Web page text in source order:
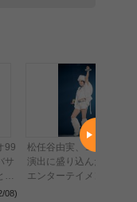
99
サ
バ
08)
松任谷由実、コロナ対策を
演出に盛り込んだ近未来の
エンターテイメントが開